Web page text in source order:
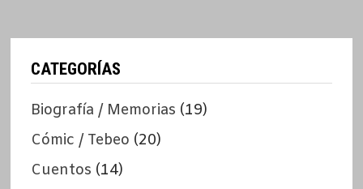
CATEGORÍAS
Biografía / Memorias (19)
Cómic / Tebeo (20)
Cuentos (14)